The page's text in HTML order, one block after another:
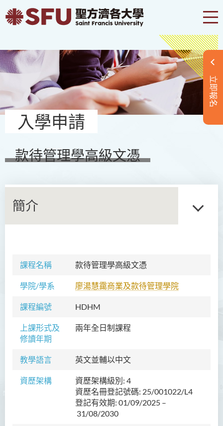
立即報名
入學申請
款待管理學高級文憑
簡介
課程名稱 款待管理學高級文憑
學院/學系 廖湯慧靄商業及款待管理學院
課程編號 HDHM
上課形式及
修讀年期
兩年全日制課程
教學語言 英文並輔以中文
資歷架構
資歷架構級別: 4
資歷名冊登記號碼: 25/001022/L4
登記有效期: 01/09/2025 –
31/08/2030
級文憑 (全日制/兼讀制)
犯罪及安保科學高級文憑
幼兒教育高級文憑
程編號﹕HDEN-SWD）
健康護理高級文憑 (全日制 /
兼讀制)